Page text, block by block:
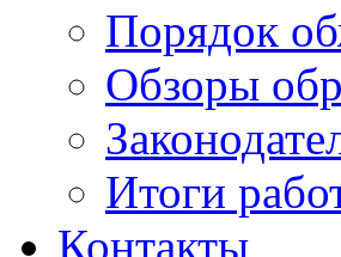
Порядок
Обзоры
Итоги
Контакты